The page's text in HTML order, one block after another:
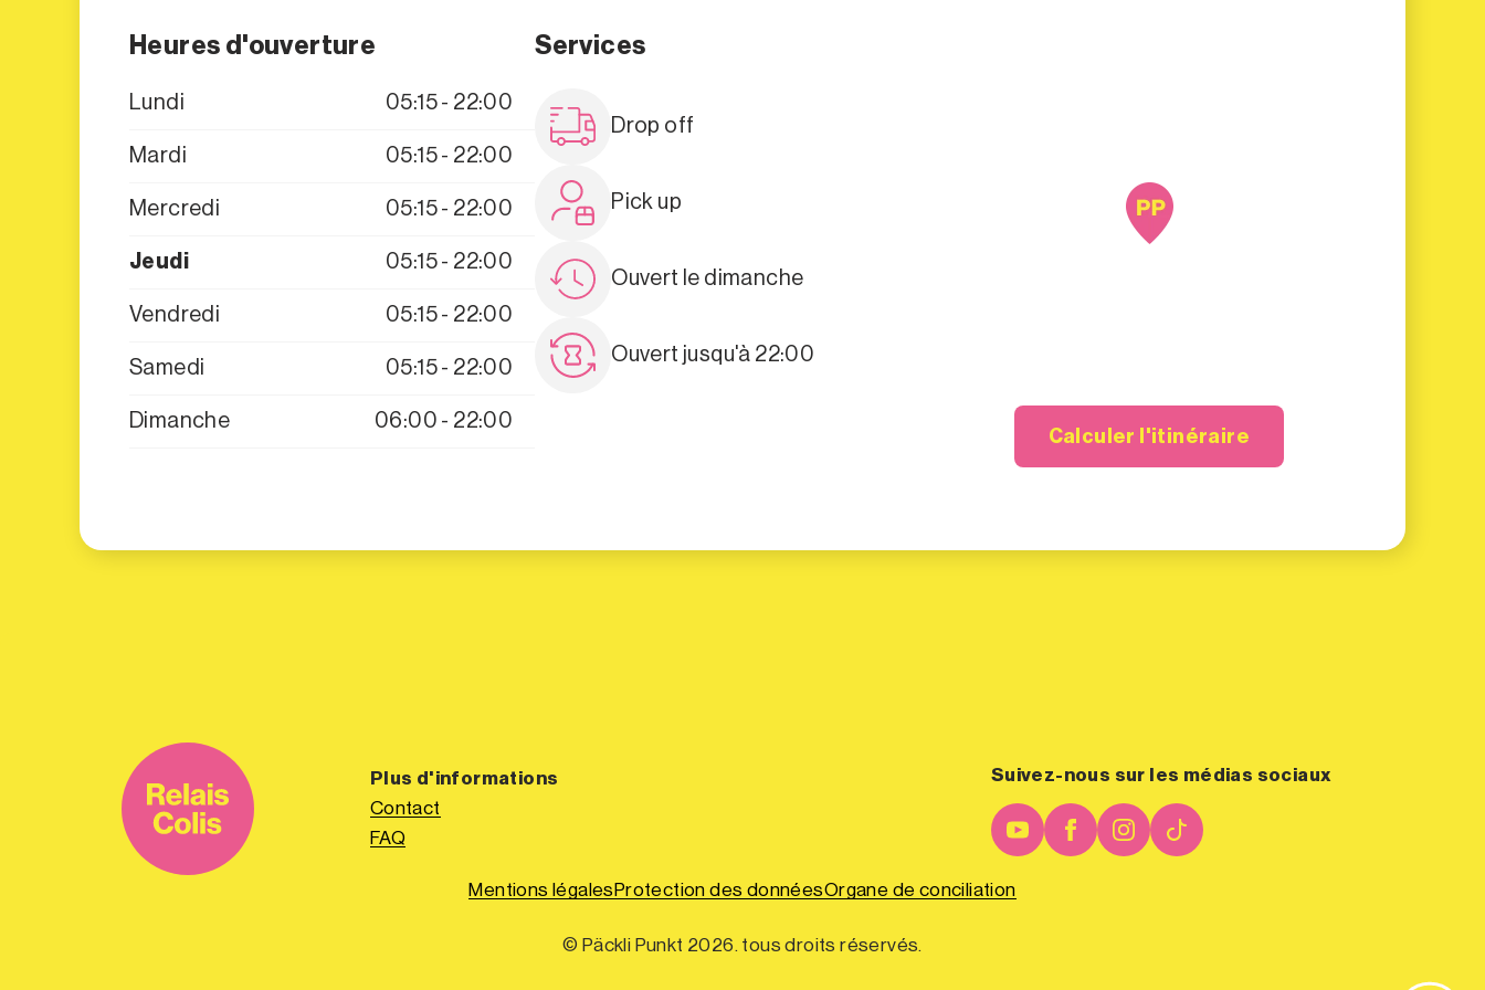
Heures d'ouverture
Lundi 05:15 - 22:00
Mardi 05:15 - 22:00
Mercredi 05:15 - 22:00
Jeudi 05:15 - 22:00
Vendredi 05:15 - 22:00
Samedi 05:15 - 22:00
Dimanche 06:00 - 22:00
Services
Drop off
Pick up
Ouvert le dimanche
Ouvert jusqu'à 22:00
Calculer l'itinéraire
Plus d'informations
Contact
FAQ
Suivez-nous sur les médias sociaux
Mentions légales Protection des donnéesOrgane de conciliation
© Päckli Punkt 2026. tous droits réservés.